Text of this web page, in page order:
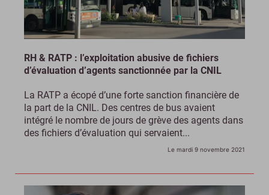
RH & RATP : l’exploitation abusive de fichiers
d’évaluation d’agents sanctionnée par la CNIL
La RATP a écopé d’une forte sanction financière de
la part de la CNIL. Des centres de bus avaient
intégré le nombre de jours de grève des agents dans
des fichiers d’évaluation qui servaient...
Le mardi 9 novembre 2021